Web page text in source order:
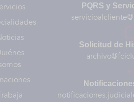
PQRS y
Solicitud de